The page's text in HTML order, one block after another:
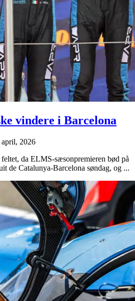
vindere i Barcelona
april, 2026
da ELMS-sæsonpremieren bød på
de Catalunya-Barcelona søndag, og ...